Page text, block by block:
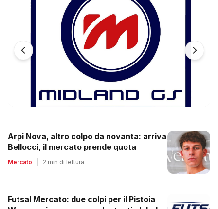
Arpi Nova, altro colpo da novanta: arriva
Bellocci, il mercato prende quota
Mercato 2 min di lettura
Futsal Mercato: due colpi per il Pistoia